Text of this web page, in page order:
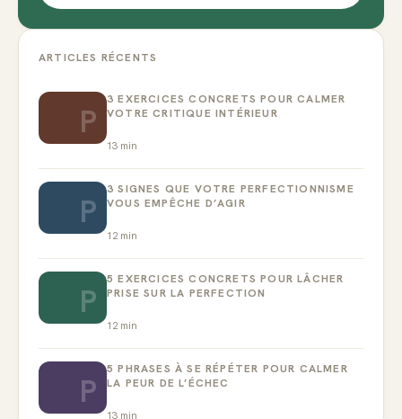
ARTICLES RÉCENTS
P
3 EXERCICES CONCRETS POUR CALMER
VOTRE CRITIQUE INTÉRIEUR
13 min
P
3 SIGNES QUE VOTRE PERFECTIONNISME
VOUS EMPÊCHE D’AGIR
12 min
P
5 EXERCICES CONCRETS POUR LÂCHER
PRISE SUR LA PERFECTION
12 min
P
5 PHRASES À SE RÉPÉTER POUR CALMER
LA PEUR DE L’ÉCHEC
13 min